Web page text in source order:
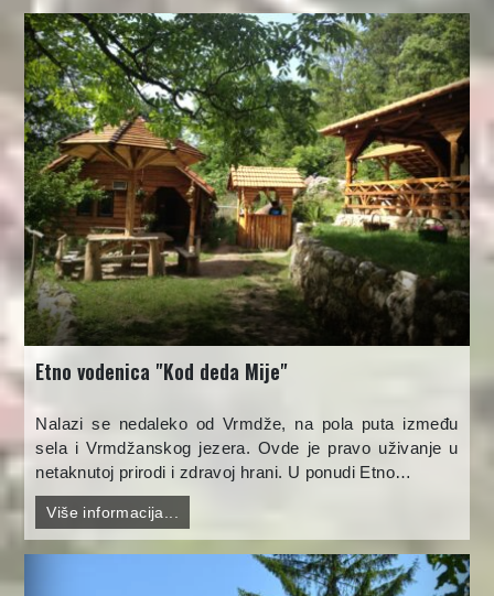
Etno vodenica "Kod deda Mije"
Nalazi se nedaleko od Vrmdže, na pola puta između
sela i Vrmdžanskog jezera. Ovde je pravo uživanje u
netaknutoj prirodi i zdravoj hrani. U ponudi Etno…
Više informacija...